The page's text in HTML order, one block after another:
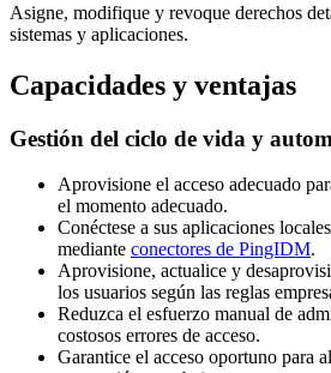
Asigne, modifique y revoque derechos
sistemas y aplicaciones.
Capacidades y ventajas
Gestión del ciclo de vida y
Aprovisione el acceso adecuado
el momento adecuado.
Conéctese a sus aplicaciones
mediante conectores de PingIDM.
Aprovisione, actualice y
los usuarios según las reglas
Reduzca el esfuerzo manual de
costosos errores de acceso.
Garantice el acceso oportuno para